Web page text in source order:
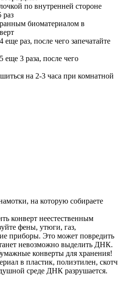
по внутренней стороне
раз
биоматериалом в
раз, после чего запечатайте
3 раза, после чего
на 2-3 часа при комнатной
на которую собираете
конверт неестественным
фены, утюги, газ,
приборы. Это может повредить
невозможно выделить ДНК.
конверты для хранения!
в пластик, полиэтилен, скотч
среде ДНК разрушается.